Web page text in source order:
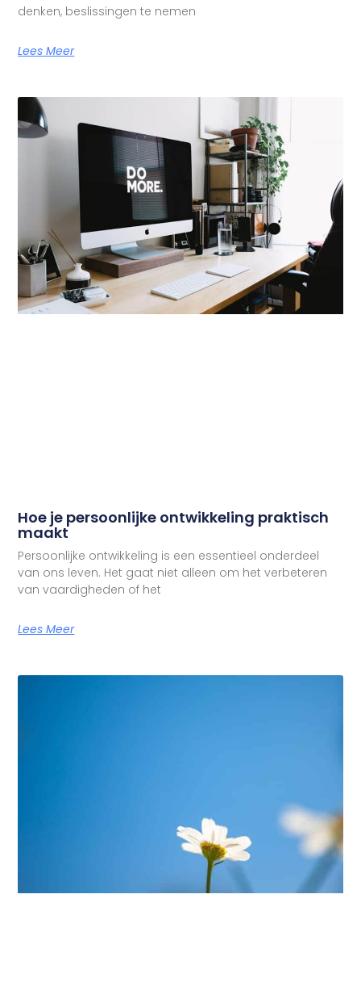
denken, beslissingen te nemen
Lees Meer
Hoe je persoonlijke ontwikkeling praktisch
maakt
Persoonlijke ontwikkeling is een essentieel onderdeel
van ons leven. Het gaat niet alleen om het verbeteren
van vaardigheden of het
Lees Meer